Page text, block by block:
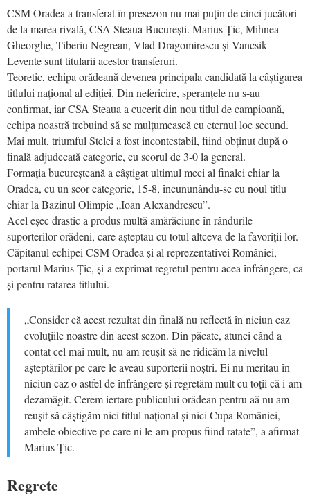
CSM Oradea a transferat în presezon nu mai puțin de cinci jucători
de la marea rivală, CSA Steaua București. Marius Țic, Mihnea
Gheorghe, Tiberiu Negrean, Vlad Dragomirescu și Vancsik
Levente sunt titularii acestor transferuri.
Teoretic, echipa orădeană devenea principala candidată la câștigarea
titlului național al ediției. Din nefericire, speranțele nu s-au
confirmat, iar CSA Steaua a cucerit din nou titlul de campioană,
echipa noastră trebuind să se mulțumească cu eternul loc secund.
Mai mult, triumful Stelei a fost incontestabil, fiind obținut după o
finală adjudecată categoric, cu scorul de 3-0 la general.
Formația bucureșteană a câștigat ultimul meci al finalei chiar la
Oradea, cu un scor categoric, 15-8, încununându-se cu noul titlu
chiar la Bazinul Olimpic „Ioan Alexandrescu”.
Acel eșec drastic a produs multă amărăciune în rândurile
suporterilor orădeni, care așteptau cu totul altceva de la favoriții lor.
Căpitanul echipei CSM Oradea și al reprezentativei României,
portarul Marius Țic, și-a exprimat regretul pentru acea înfrângere, ca
și pentru ratarea titlului.
„Consider că acest rezultat din finală nu reflectă în niciun caz
evoluțiile noastre din acest sezon. Din păcate, atunci când a
contat cel mai mult, nu am reușit să ne ridicăm la nivelul
așteptărilor pe care le aveau suporterii noștri. Ei nu meritau în
niciun caz o astfel de înfrângere și regretăm mult cu toții că i-am
dezamăgit. Cerem iertare publicului orădean pentru aă nu am
reușit să câștigăm nici titlul național și nici Cupa României,
ambele obiective pe care ni le-am propus fiind ratate”, a afirmat
Marius Țic.
Regrete